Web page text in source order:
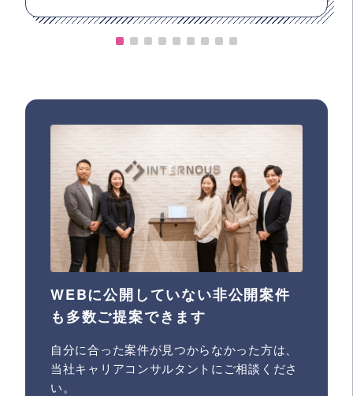
WEBに公開していない非公開案件
も多数ご提案できます
自分に合った案件が見つからなかった方は、
当社キャリアコンサルタントにご相談くださ
い。